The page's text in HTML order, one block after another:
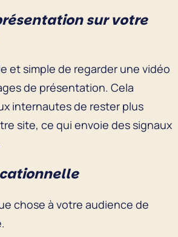
sur votre
et simple de regarder une vidéo
de présentation. Cela
internautes de rester plus
site, ce qui envoie des signaux
chose à votre audience de